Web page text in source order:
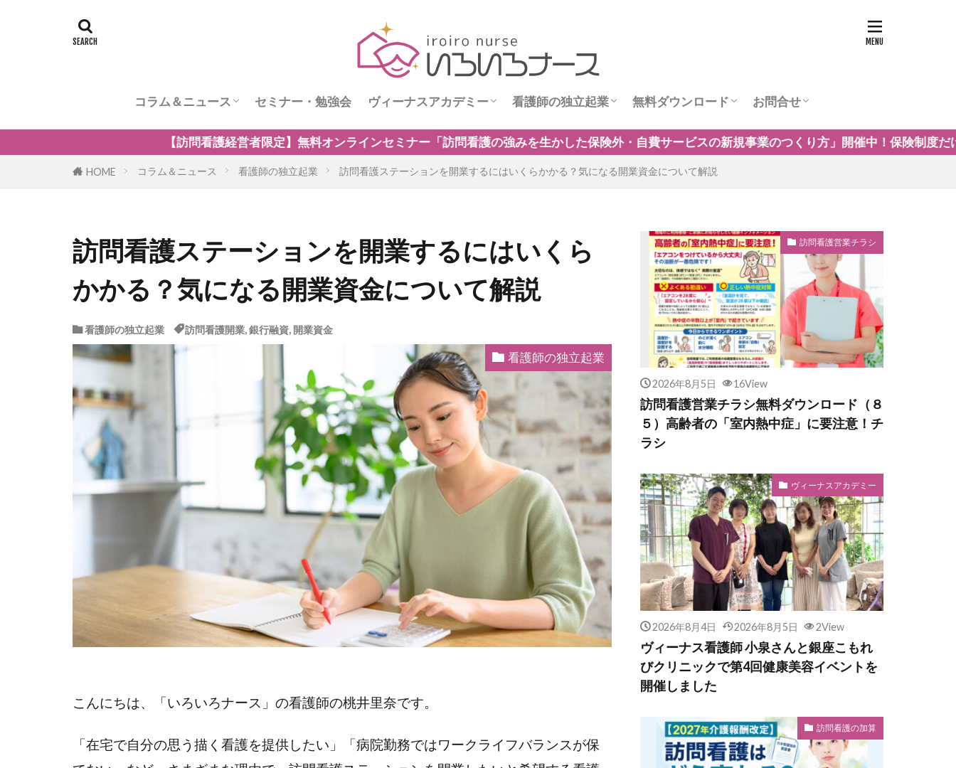
コラム＆ニュース
訪問看護のケア内容
訪問看護の管理者の役割
訪問看護のリスク管理
訪問看護の加算
訪問看護とナーシングホーム
訪問看護の自費・保険外サービス
訪問看護師のウェルビーング
小児の訪問看護
精神科訪問看護
訪問看護の法律
訪問看護師のマネジメント
セミナー・勉強会 ヴィーナスアカデミー
ヴィーナスニュース
看護師の独立起業
看護師独立インタビュー
無料ダウンロード
営業チラシテンプレート
訪問看護お役立ち資料
訪問看護の商圏調査
お問合せ
運営会社
【訪問看護経営者限定】無料オンラインセミナー「訪問看護の強みを生かした保険外・自費サービスの新規事業のつくり方」開催中！保険制度だけに頼らない自費・保
HOME コラム＆ニュース 看護師の独立起業 訪問看護ステーションを開業するにはいくらかかる？気になる開業資金について解説
訪問看護ステーションを開業するにはいくら
かかる？気になる開業資金について解説
看護師の独立起業 訪問看護開業,銀行融資, 開業資金
看護師の独立起業
こんにちは、「いろいろナース」の看護師の桃井里奈です。
「在宅で自分の思う描く看護を提供したい」「病院勤務ではワークライフバランスが保
訪問看護営業チラシ
2026年8月5日 16View
訪問看護営業チラシ無料ダウンロード（８
５）高齢者の「室内熱中症」に要注意！チ
ラシ
ヴィーナスアカデミー
2026年8月4日 2026年8月5日 2View
ヴィーナス看護師 小泉さんと銀座こもれ
びクリニックで第4回健康美容イベントを
開催しました
訪問看護の加算